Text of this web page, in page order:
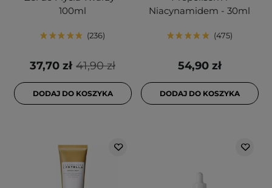
100ml
236
41,90 zł
37,70 zł
DODAJ DO KOSZYKA
Niacynamidem - 30ml
475
54,90 zł
DODAJ DO KOSZYKA